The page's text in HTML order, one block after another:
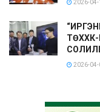
2026-04-
2026-04-